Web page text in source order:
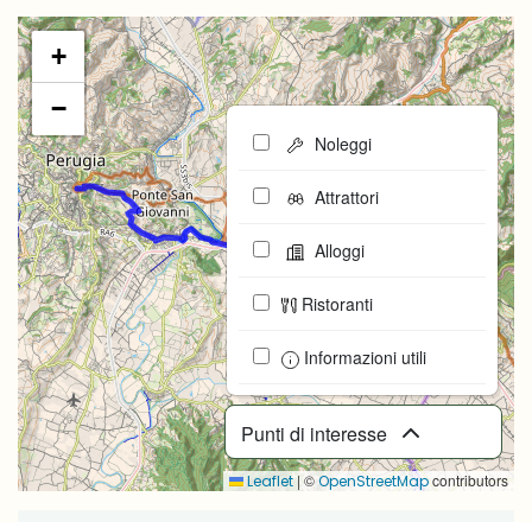
+
−
Punti di interesse
Noleggi
Attrattori
Alloggi
Ristoranti
Informazioni utili
Leaflet |©OpenStreetMapcontributors